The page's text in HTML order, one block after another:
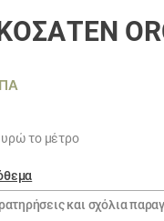
το μέτρο